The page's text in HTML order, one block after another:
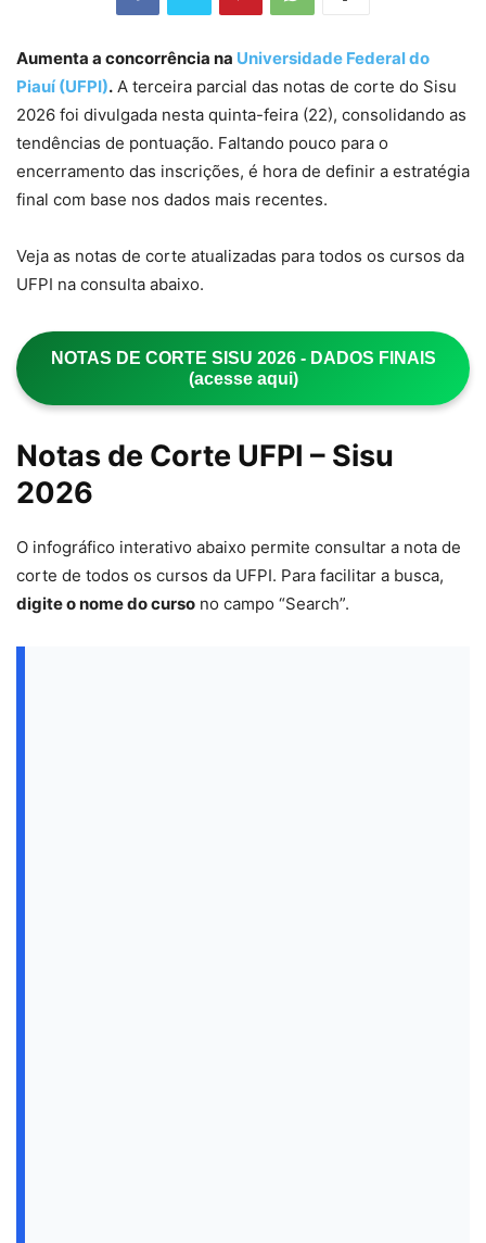
Aumenta a concorrência na Universidade Federal do
Piauí (UFPI). A terceira parcial das notas de corte do Sisu
2026 foi divulgada nesta quinta-feira (22), consolidando as
tendências de pontuação. Faltando pouco para o
encerramento das inscrições, é hora de definir a estratégia
final com base nos dados mais recentes.
Veja as notas de corte atualizadas para todos os cursos da
UFPI na consulta abaixo.
NOTAS DE CORTE SISU 2026 - DADOS FINAIS
(acesse aqui)
Notas de Corte UFPI – Sisu
2026
O infográfico interativo abaixo permite consultar a nota de
corte de todos os cursos da UFPI. Para facilitar a busca,
digite o nome do curso no campo “Search”.